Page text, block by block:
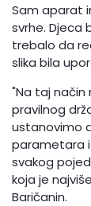
Sam aparat
svrhe. Djeca
trebalo da
slika bila
"Na taj
pravilnog
ustanovimo
parametara
svakog
koja je
Baričanin.